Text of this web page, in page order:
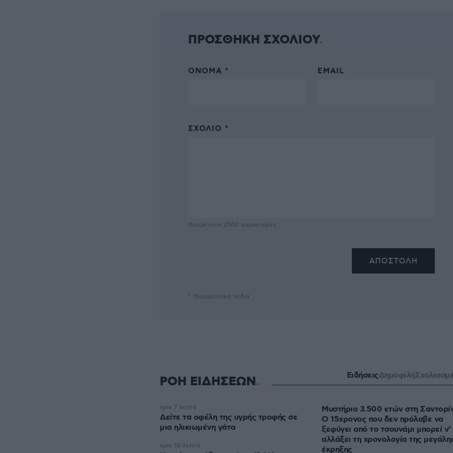
ΠΡΟΣΘΗΚΗ ΣΧΟΛΙΟΥ
ΌΝΟΜΑ * EMAIL
ΣΧΌΛΙΟ *
Απομένουν 2500 χαρακτήρες
* Υποχρεωτικά πεδία
ΡΟΗ ΕΙΔΗΣΕΩΝ ΕιδήσειςΔημοφιλή
Δείτε τα οφέλη της υγρής τροφής σε
μια ηλικιωμένη γάτα
πριν 7 λεπτά
πριν 10 λεπτά
Μυστήριο 3.500 ετών στη
Ο 15χρονος που δεν πρόλαβε να
ξεφύγει από το τσουνάμι μπορεί ν'
αλλάξει τη χρονολογία της
έκρηξης